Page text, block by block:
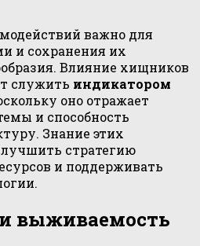
важно для
и сохранения их
Влияние хищников
служить индикатором
оно отражает
и способность
Знание этих
стратегию
и поддерживать
выживаемость